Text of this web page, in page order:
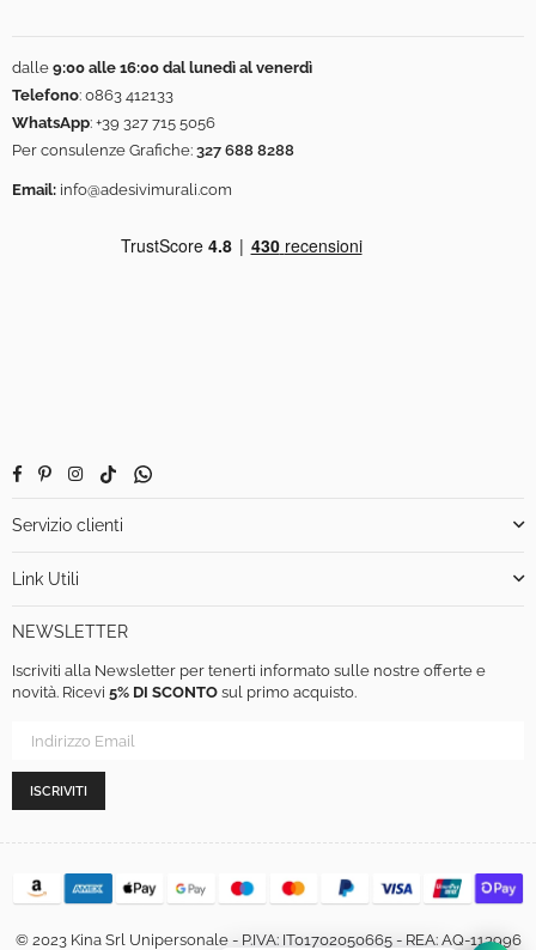
dalle 9:00 alle 16:00 dal lunedì al venerdì
Telefono: 0863 412133
WhatsApp: +39 327 715 5056
Per consulenze Grafiche: 327 688 8288
Email: info@adesivimurali.com
FacebookPinterestInstagram
TikTokWhatsapp
Servizio clienti
Link Utili
NEWSLETTER
Iscriviti alla Newsletter per tenerti informato sulle nostre offerte e
novità. Ricevi 5% DI SCONTO sul primo acquisto.
ISCRIVITI
© 2023 Kina Srl Unipersonale - P.IVA: IT01702050665 - REA: AQ-113996